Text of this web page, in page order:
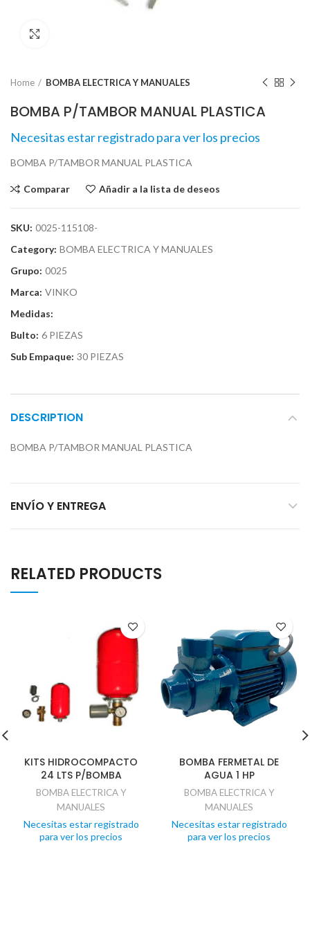
Home BOMBA ELECTRICA Y MANUALES
BOMBA P/TAMBOR MANUAL PLASTICA
Necesitas estar registrado para ver los precios
BOMBA P/TAMBOR MANUAL PLASTICA
Comparar Añadir a la lista de deseos
SKU: 0025-115108-
Category: BOMBA ELECTRICA Y MANUALES
Grupo: 0025
Marca: VINKO
Medidas:
Bulto: 6 PIEZAS
Sub Empaque: 30 PIEZAS
DESCRIPTION
BOMBA P/TAMBOR MANUAL PLASTICA
ENVÍO Y ENTREGA
RELATED PRODUCTS
KITS HIDROCOMPACTO
24 LTS P/BOMBA
BOMBA ELECTRICA Y
MANUALES
Necesitas estar registrado
para ver los precios
BOMBA FERMETAL DE
AGUA 1 HP
BOMBA ELECTRICA Y
MANUALES
Necesitas estar registrado
para ver los precios